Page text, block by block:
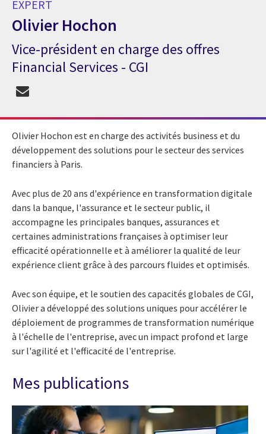
EXPERT
Olivier Hochon
Expert Olivier Hochon
Vice-président en charge des offres
Financial Services - CGI
Olivier Hochon est en charge des activités business et du
développement des solutions pour le secteur des services
financiers à Paris.
Avec plus de 20 ans d'expérience en transformation digitale
dans la banque, l'assurance et le secteur public, il
accompagne les principales banques, assurances et
certaines administrations françaises à optimiser leur
efficacité opérationnelle et à améliorer la qualité de leur
expérience client grâce à des parcours fluides et optimisés.
Avec son équipe, et le soutien des capacités globales de CGI,
Olivier a développé des solutions uniques pour accélérer le
déploiement de programmes de transformation numérique
à l'échelle de l'entreprise, avec un impact profond et large
sur l'agilité et l'efficacité de l'entreprise.
Mes publications